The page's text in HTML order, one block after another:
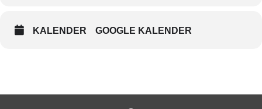
KALENDER GOOGLE KALENDER